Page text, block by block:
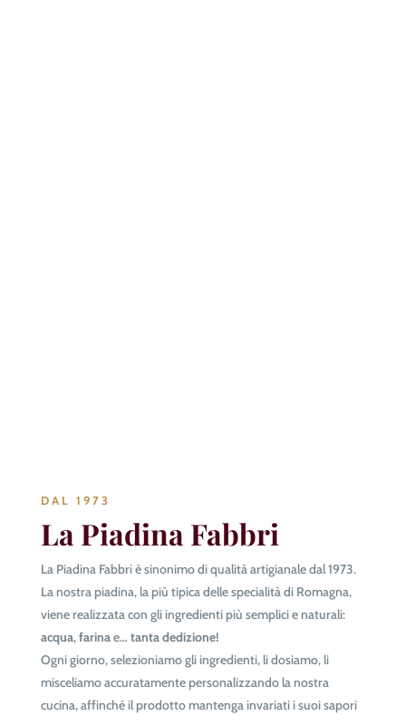
DAL 1973
La Piadina Fabbri
La Piadina Fabbri è sinonimo di qualità artigianale dal 1973.
La nostra piadina, la più tipica delle specialità di Romagna,
viene realizzata con gli ingredienti più semplici e naturali:
acqua,farinae… tanta dedizione!
Ogni giorno, selezioniamo gli ingredienti, li dosiamo, li
misceliamo accuratamente personalizzando la nostra
cucina, affinché il prodotto mantenga invariati i suoi sapori